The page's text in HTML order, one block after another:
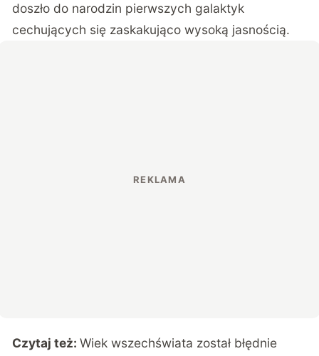
doszło do narodzin pierwszych galaktyk
cechujących się zaskakująco wysoką jasnością.
Czytaj też:Wiek wszechświata został błędnie